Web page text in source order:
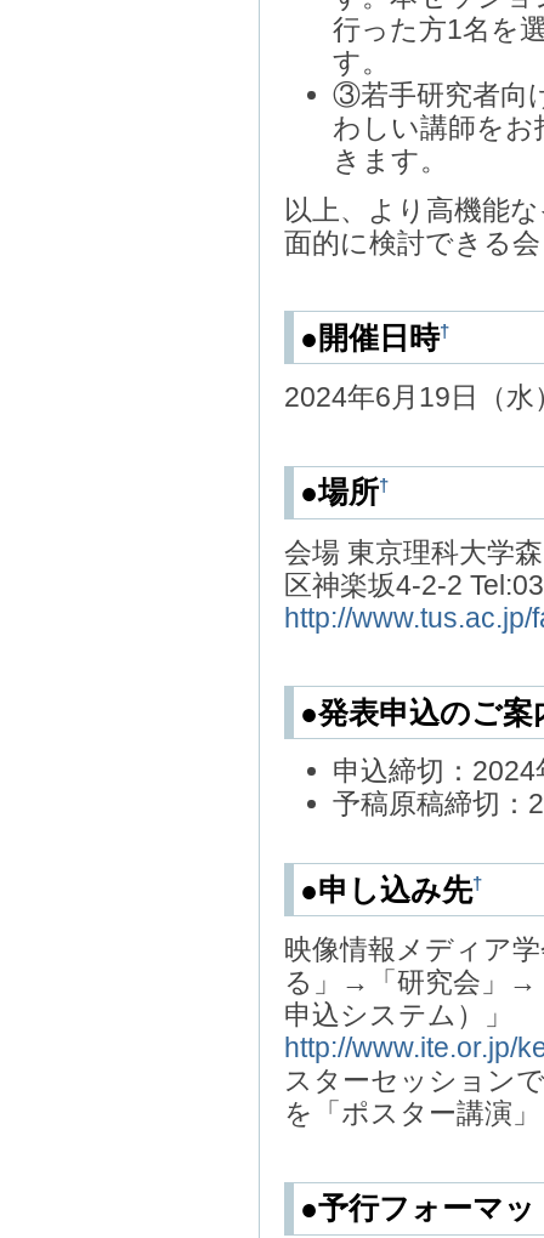
行った方1名を
す。
③若手研究者向
わしい講師を
きます。
以上、より高機能
面的に検討できる
●開催日時†
2024年6月19日（
●場所†
会場 東京理科大学
区神楽坂4-2-2
http://www.tus.ac.jp/
●発表申込のご案
申込締切：
予稿原稿締切：
●申し込み先†
映像情報メディア
る」→「研究会」→
申込システム）」
http://www.ite.or.jp/
スターセッション
を「ポスター講演
●予行フォーマッ